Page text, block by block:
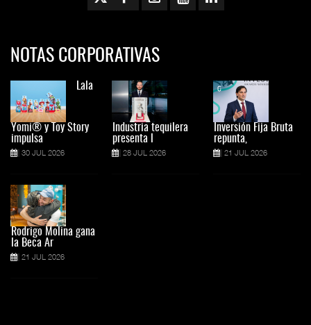
NOTAS CORPORATIVAS
Lala
Yomi® y Toy Story
impulsa
30 JUL 2026
Rodrigo Molina gana
la Beca Ar
21 JUL 2026
Industria tequilera
presenta l
28 JUL 2026
Inversión Fija Bruta
repunta,
21 JUL 2026